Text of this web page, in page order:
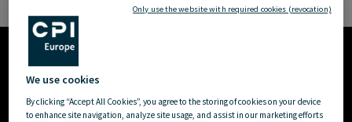
We use cookies
By clicking “Accept All Cookies”, you agree to the storing of cookies on your device
to enhance site navigation, analyze site usage, and assist in our marketing efforts
Only use the website with required cookies (revocation)